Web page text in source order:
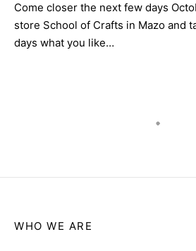
Come closer the next few days
store School of Crafts in Mazo and
days what you like…
WHO WE ARE